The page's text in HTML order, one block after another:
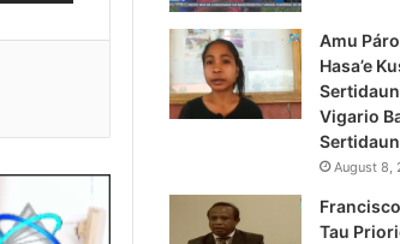
Amu
Hasa’e
Vigario
Sertidaun
August 8,
Tau